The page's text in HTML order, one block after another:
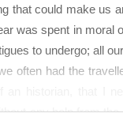
that could make us
was spent in
to undergo; all
often had the
any help from